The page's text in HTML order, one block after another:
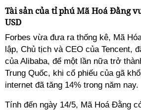
Tài sản của tỉ phú Mã Hoá Đằng
USD
Forbes vừa đưa ra thống kê, Mã
lập, Chủ tịch và CEO của Tencent,
của Alibaba, để một lần nữa trở
Trung Quốc, khi cổ phiếu của gã
internet đã tăng 14% trong năm nay.
Tính đến ngày 14/5, Mã Hoá Đằng